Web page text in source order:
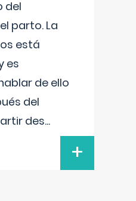
del
parto. La
está
es
de ello
del
des...
+